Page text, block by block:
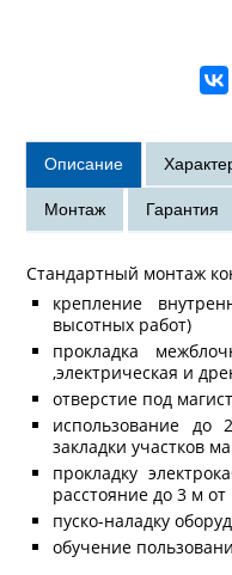
Стандартный монтаж
крепление
высотных работ)
прокладка
,электрическая и
отверстие под
использование до
закладки участков
прокладку
расстояние до 3 м
пуско-наладку
обучение